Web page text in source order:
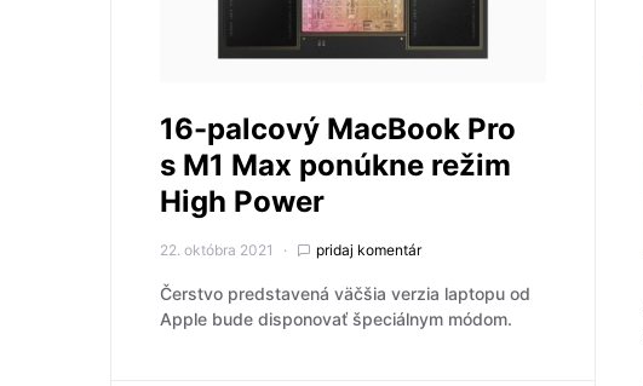
16-palcový MacBook Pro
s M1 Max ponúkne režim
High Power
22. októbra 2021 pridaj komentár
Čerstvo predstavená väčšia verzia laptopu od
Apple bude disponovať špeciálnym módom.